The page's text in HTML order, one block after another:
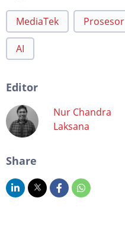
MediaTek Prosesor
AI
Editor
Nur Chandra
Laksana
Share